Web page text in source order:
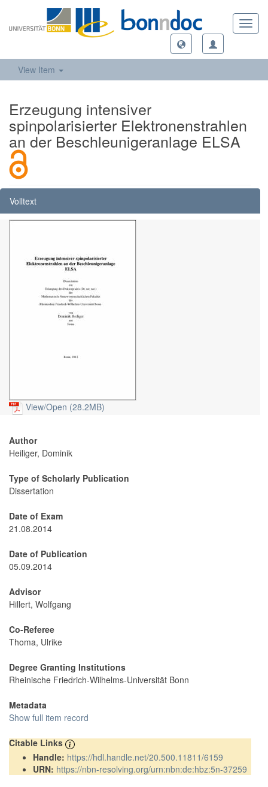
View Item
Erzeugung intensiver
spinpolarisierter Elektronenstrahlen
an der Beschleunigeranlage ELSA
Volltext
View/Open (28.2MB)
Author
Heiliger, Dominik
Type of Scholarly Publication
Dissertation
Date of Exam
21.08.2014
Date of Publication
05.09.2014
Advisor
Hillert, Wolfgang
Co-Referee
Thoma, Ulrike
Degree Granting Institutions
Rheinische Friedrich-Wilhelms-Universität Bonn
Metadata
Show full item record
Citable Links
Handle: https://hdl.handle.net/20.500.11811/6159
URN: https://nbn-resolving.org/urn:nbn:de:hbz:5n-37259